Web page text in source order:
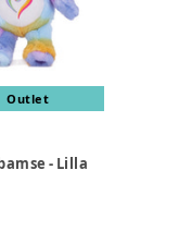
Outlet
- Lilla